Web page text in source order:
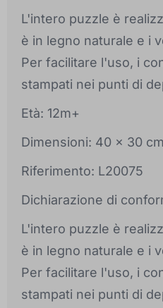
L'intero puzzle è
è in legno naturale e i
Per facilitare l'uso, i
stampati nei punti di
Età: 12m+
Dimensioni: 40 x 30 cm
Riferimento: L20075
Dichiarazione di
L'intero puzzle è
è in legno naturale e i
Per facilitare l'uso, i
stampati nei punti di